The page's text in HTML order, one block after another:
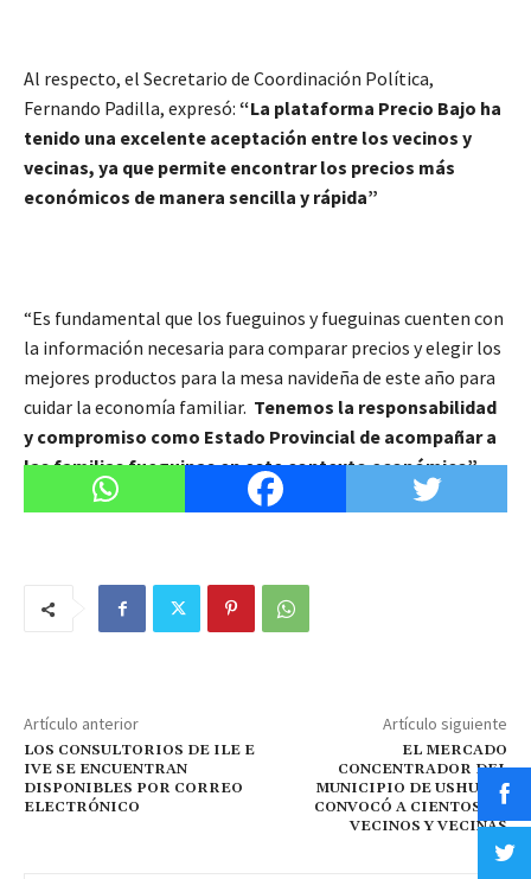
Al respecto, el Secretario de Coordinación Política,
Fernando Padilla, expresó: “La plataforma Precio Bajo ha
tenido una excelente aceptación entre los vecinos y
vecinas, ya que permite encontrar los precios más
económicos de manera sencilla y rápida”
“Es fundamental que los fueguinos y fueguinas cuenten con
la información necesaria para comparar precios y elegir los
mejores productos para la mesa navideña de este año para
cuidar la economía familiar. Tenemos la responsabilidad
y compromiso como Estado Provincial de acompañar a
las familias fueguinas en este contexto económico”,
agregó el Secretario.
Artículo anterior
LOS CONSULTORIOS DE ILE E
IVE SE ENCUENTRAN
DISPONIBLES POR CORREO
ELECTRÓNICO
Artículo siguiente
EL MERCADO
CONCENTRADOR DEL
MUNICIPIO DE USHUAIA
CONVOCÓ A CIENTOS DE
VECINOS Y VECINAS